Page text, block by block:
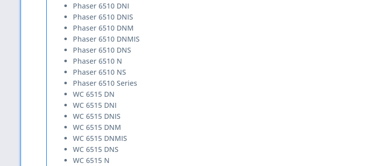
Phaser 6510 DNI
Phaser 6510 DNIS
Phaser 6510 DNM
Phaser 6510 DNMIS
Phaser 6510 DNS
Phaser 6510 N
Phaser 6510 NS
Phaser 6510 Series
WC 6515 DN
WC 6515 DNI
WC 6515 DNIS
WC 6515 DNM
WC 6515 DNMIS
WC 6515 DNS
WC 6515 N